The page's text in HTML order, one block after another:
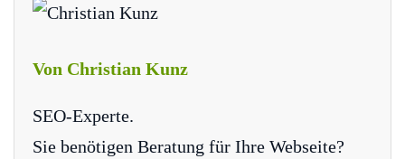
Von Christian Kunz
SEO-Experte.
Sie benötigen Beratung für Ihre Webseite?